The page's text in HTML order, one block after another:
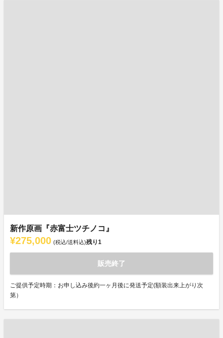
新作原画『赤富士ツチノコ』
¥275,000 (税込/送料込)残り1
販売終了
ご提供予定時期：お申し込み後約一ヶ月後に発送予定(額装出来上がり次
第）